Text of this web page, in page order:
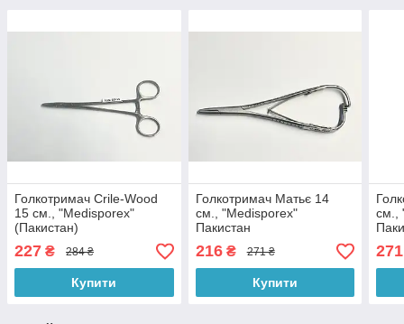
Голкотримач Crile-Wood
15 см., "Medisporex"
(Пакистан)
227 ₴ 284 ₴
Купити
Голкотримач Матьє 14
см., "Medisporex"
Пакистан
216₴ 271 ₴
Купити
см.,
271